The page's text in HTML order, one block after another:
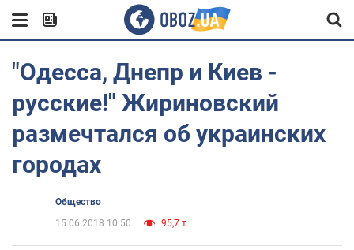
"Одесса, Днепр и Киев -
русские!" Жириновский
размечтался об украинских
городах
Общество
15.06.2018 10:50
95,7 т.